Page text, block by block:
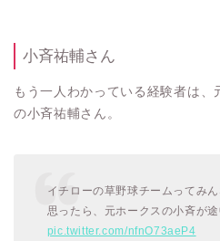
小斉祐輔さん
もう一人わかっている経験者は、
の小斉祐輔さん。
イチローの草野球チームってみ
思ったら、元ホークスの小斉が
pic.twitter.com/nfnO73aeP4